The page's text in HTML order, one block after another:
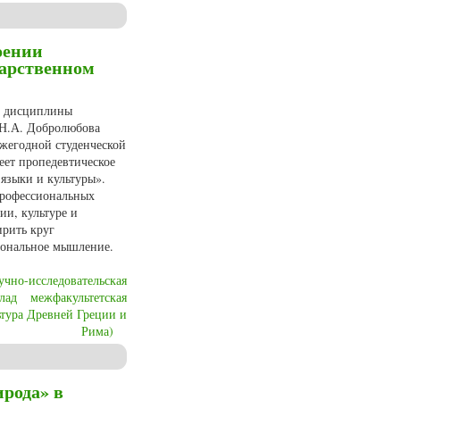
дисциплины
Н.А. Добролюбова
студенческой
пропедевтическое
и культуры».
культуре и
круг
мышление.
исследовательская
межфакультетская
Древней Греции и
Рима)
в